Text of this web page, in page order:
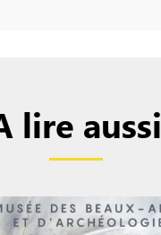
lire aussi